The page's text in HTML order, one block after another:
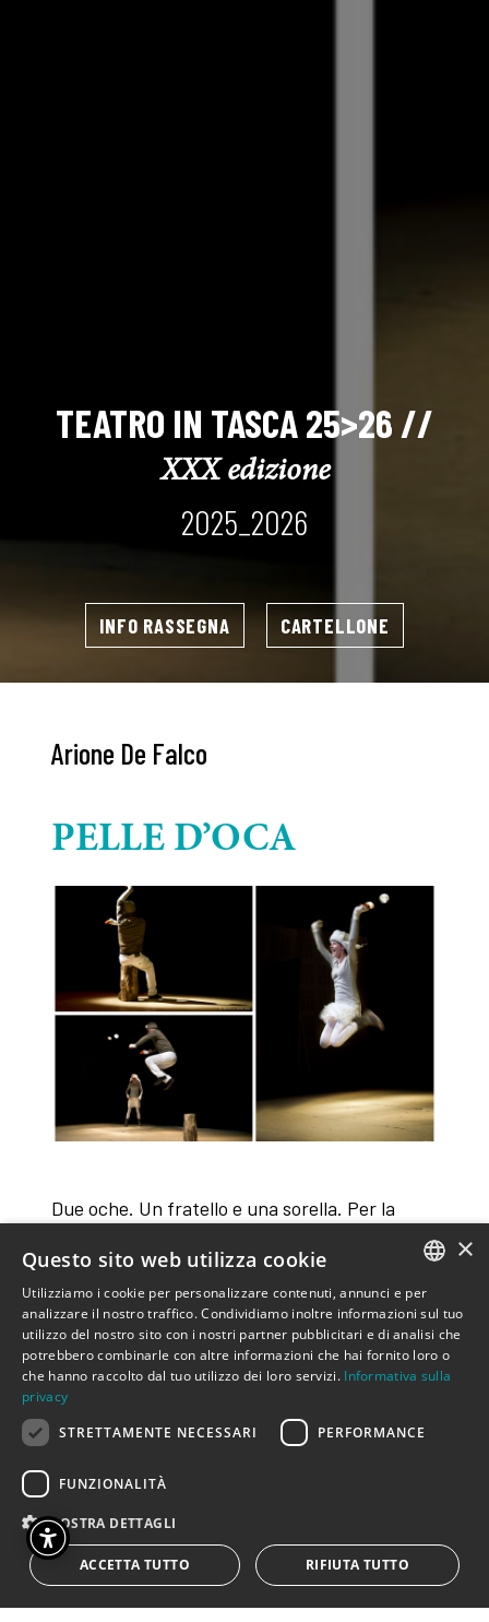
TEATRO IN TASCA 25>26 //
XXX edizione
2025_2026
INFO RASSEGNA CARTELLONE
Arione De Falco
PELLE D’OCA
Due oche. Un fratello e una sorella. Per la
minore è arrivata la stagione delle migrazioni.
Il fratellone, a suo tempo, ha già viaggiato.
Come preparare la piccola al grande volo e poi
lasciarla andare? Servono giochi e storie per
insegnare, divertire e preparare alla paura e al
diverso. Lo spettacolo parla del viaggio…del
viaggio di uomini che non potevano più
restare là dove si trovavano. È un discorso da
adulti? Non lo crediamo…serve solo la giusta
ITALIAN
ENGLISH
×
Questo sito web utilizza cookie
Utilizziamo i cookie per personalizzare contenuti, annunci e per
analizzare il nostro traffico. Condividiamo inoltre informazioni sul tuo
utilizzo del nostro sito con i nostri partner pubblicitari e di analisi che
potrebbero combinarle con altre informazioni che hai fornito loro o
che hanno raccolto dal tuo utilizzo dei loro servizi. Informativa sulla
privacy
STRETTAMENTE NECESSARI
PERFORMANCE
FUNZIONALITÀ
MOSTRA DETTAGLI
ACCETTA TUTTO RIFIUTA TUTTO